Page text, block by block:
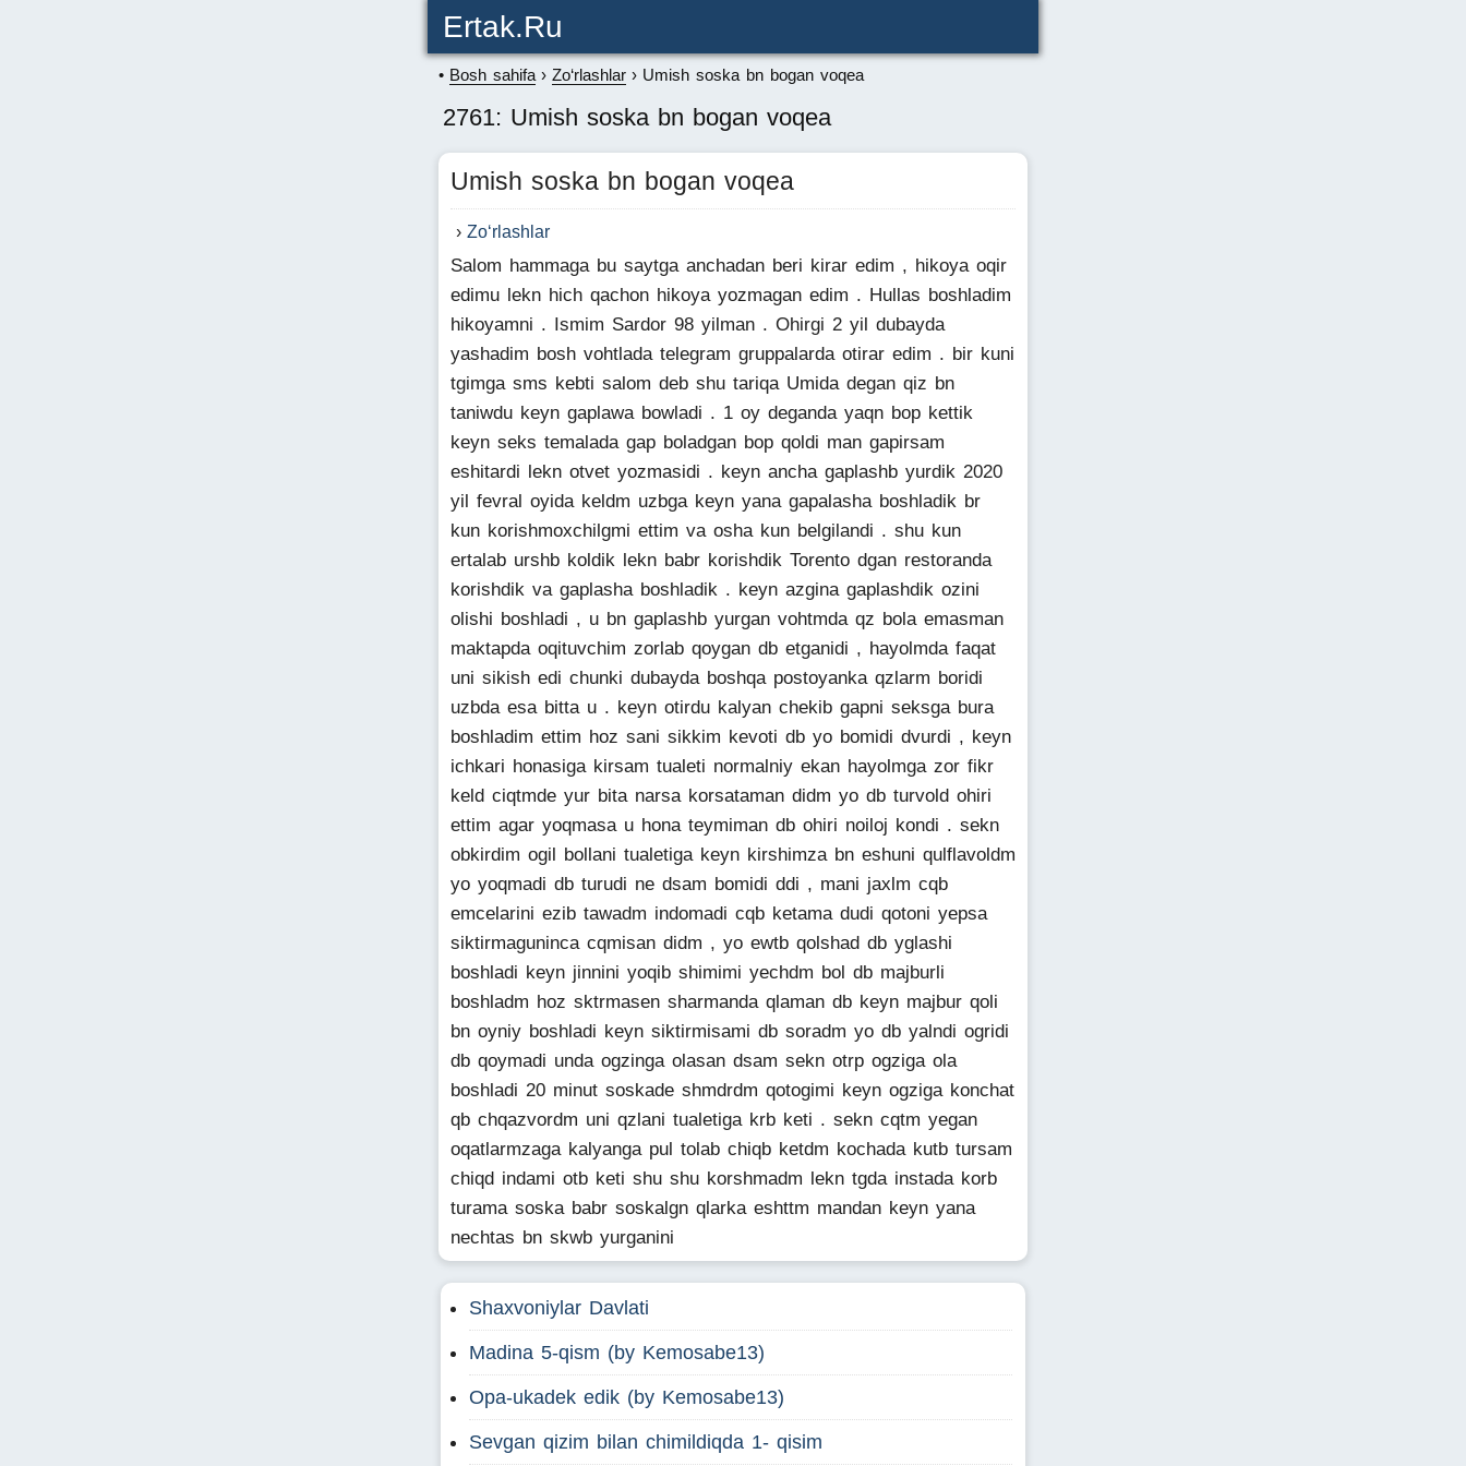
Ertak.ru
Bosh sahifa Zo‘rlashlar Umish soska bn bogan voqea
2761: Umish soska bn bogan voqea
Umish soska bn bogan voqea
Zo‘rlashlar
Salom hammaga bu saytga anchadan beri kirar edim , hikoya oqir
edimu lekn hich qachon hikoya yozmagan edim . Hullas boshladim
hikoyamni . Ismim Sardor 98 yilman . Ohirgi 2 yil dubayda
yashadim bosh vohtlada telegram gruppalarda otirar edim . bir kuni
tgimga sms kebti salom deb shu tariqa Umida degan qiz bn
taniwdu keyn gaplawa bowladi . 1 oy deganda yaqn bop kettik
keyn seks temalada gap boladgan bop qoldi man gapirsam
eshitardi lekn otvet yozmasidi . keyn ancha gaplashb yurdik 2020
yil fevral oyida keldm uzbga keyn yana gapalasha boshladik br
kun korishmoxchilgmi ettim va osha kun belgilandi . shu kun
ertalab urshb koldik lekn babr korishdik Torento dgan restoranda
korishdik va gaplasha boshladik . keyn azgina gaplashdik ozini
olishi boshladi , u bn gaplashb yurgan vohtmda qz bola emasman
maktapda oqituvchim zorlab qoygan db etganidi , hayolmda faqat
uni sikish edi chunki dubayda boshqa postoyanka qzlarm boridi
uzbda esa bitta u . keyn otirdu kalyan chekib gapni seksga bura
boshladim ettim hoz sani sikkim kevoti db yo bomidi dvurdi , keyn
ichkari honasiga kirsam tualeti normalniy ekan hayolmga zor fikr
keld ciqtmde yur bita narsa korsataman didm yo db turvold ohiri
ettim agar yoqmasa u hona teymiman db ohiri noiloj kondi . sekn
obkirdim ogil bollani tualetiga keyn kirshimza bn eshuni qulflavoldm
yo yoqmadi db turudi ne dsam bomidi ddi , mani jaxlm cqb
emcelarini ezib tawadm indomadi cqb ketama dudi qotoni yepsa
siktirmaguninca cqmisan didm , yo ewtb qolshad db yglashi
boshladi keyn jinnini yoqib shimimi yechdm bol db majburli
boshladm hoz sktrmasen sharmanda qlaman db keyn majbur qoli
bn oyniy boshladi keyn siktirmisami db soradm yo db yalndi ogridi
db qoymadi unda ogzinga olasan dsam sekn otrp ogziga ola
boshladi 20 minut soskade shmdrdm qotogimi keyn ogziga konchat
qb chqazvordm uni qzlani tualetiga krb keti . sekn cqtm yegan
oqatlarmzaga kalyanga pul tolab chiqb ketdm kochada kutb tursam
chiqd indami otb keti shu shu korshmadm lekn tgda instada korb
turama soska babr soskalgn qlarka eshttm mandan keyn yana
nechtas bn skwb yurganini
Shaxvoniylar Davlati
Madina 5-qism (by Kemosabe13)
Opa-ukadek edik (by Kemosabe13)
Sevgan qizim bilan chimildiqda 1- qisim